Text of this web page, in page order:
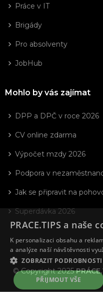
Práce v IT
Brigády
Pro absolventy
JobHub
Mohlo by vás zajímat
DPP a DPČ v roce 2026
CV online zdarma
Výpočet mzdy 2026
Podpora v
Jak se připravit na
Superdávka 2026
© Copyright 2025
PRACE.TIPS a naše
K personalizaci obsahu a
a analýze naší návštěvnosti
ZOBRAZIT PODROBNOSTI
PŘIJMOUT VŠE